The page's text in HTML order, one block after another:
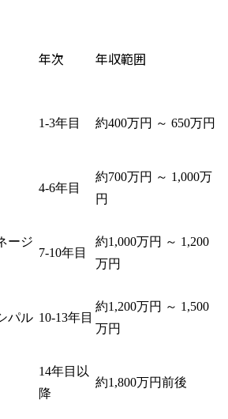
年次 年収範囲
1-3年目 約400万円 ～ 650万円
4-6年目
約700万円 ～ 1,000万
円
ージ
7-10年目
約1,000万円 ～ 1,200
万円
パル 10-13年目
約1,200万円 ～ 1,500
万円
14年目以
降
約1,800万円前後